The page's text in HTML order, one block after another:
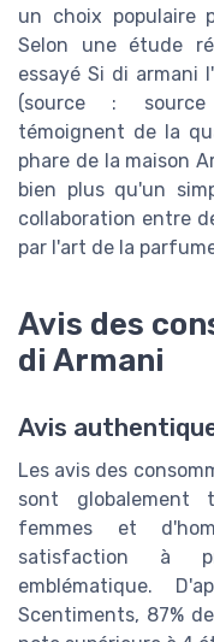
un choix populaire
Selon une étude
essayé Si di armani
(source : source
témoignent de la
phare de la maison
bien plus qu'un
collaboration entre
par l'art de la
Avis des
di Armani
Avis
Les avis des
sont globalement
femmes et
satisfaction à
emblématique.
Scentiments, 87%